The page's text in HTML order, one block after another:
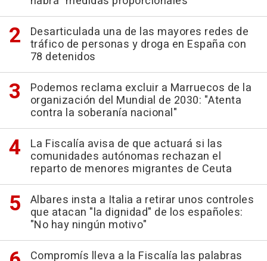
Desarticulada una de las mayores redes de
tráfico de personas y droga en España con
78 detenidos
Podemos reclama excluir a Marruecos de la
organización del Mundial de 2030: "Atenta
contra la soberanía nacional"
La Fiscalía avisa de que actuará si las
comunidades autónomas rechazan el
reparto de menores migrantes de Ceuta
Albares insta a Italia a retirar unos controles
que atacan "la dignidad" de los españoles:
"No hay ningún motivo"
Compromís lleva a la Fiscalía las palabras